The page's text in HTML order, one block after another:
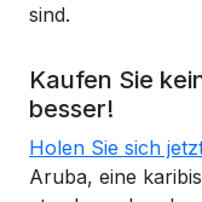
sind.
Kaufen Sie
besser!
Holen Sie sich
Aruba, eine